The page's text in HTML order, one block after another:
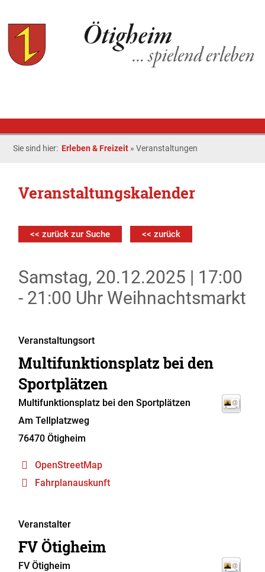
Sie sind hier: Erleben & Freizeit »Veranstaltungen
Veranstaltungskalender
<< zurück zur Suche << zurück
Samstag, 20.12.2025 | 17:00
- 21:00 Uhr Weihnachtsmarkt
Veranstaltungsort
Multifunktionsplatz bei den
Sportplätzen
Multifunktionsplatz bei den Sportplätzen
Am Tellplatzweg
76470 Ötigheim
OpenStreetMap
Fahrplanauskunft
Veranstalter
FV Ötigheim
FV Ötigheim